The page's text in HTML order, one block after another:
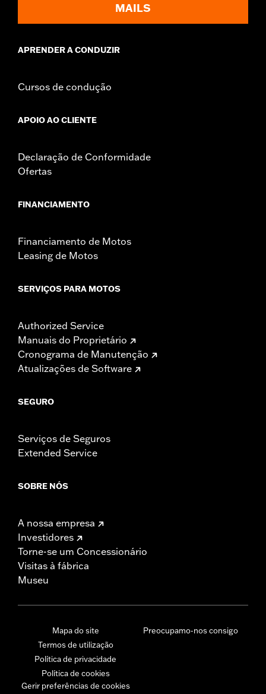
MAILS
APRENDER A CONDUZIR
Cursos de condução
APOIO AO CLIENTE
Declaração de Conformidade
Ofertas
FINANCIAMENTO
Financiamento de Motos
Leasing de Motos
SERVIÇOS PARA MOTOS
Authorized Service
Manuais do Proprietário
Cronograma de Manutenção
Atualizações de Software
SEGURO
Serviços de Seguros
Extended Service
SOBRE NÓS
A nossa empresa
Investidores
Torne-se um Concessionário
Visitas à fábrica
Museu
Mapa do site
Termos de utilização
Política de privacidade
Política de cookies
Gerir preferências de cookies
Preocupamo-nos consigo